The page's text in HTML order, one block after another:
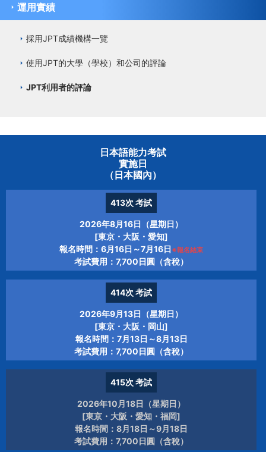
運用實績
採用JPT成績機構一覽
使用JPT的大學（學校）和公司的評論
JPT利用者的評論
日本語能力考試
實施日
（日本國內）
413次 考試
2026年8月16日（星期日）
[東京・大阪・愛知]
報名時間：6月16日～7月16日 ※報名結束
考試費用：7,700日圓（含稅）
414次 考試
2026年9月13日（星期日）
[東京・大阪・岡山]
報名時間：7月13日～8月13日
考試費用：7,700日圓（含稅）
415次 考試
2026年10月18日（星期日）
[東京・大阪・愛知・福岡]
報名時間：8月18日～9月18日
考試費用：7,700日圓（含稅）